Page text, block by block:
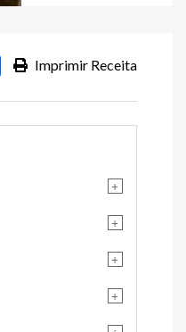
Imprimir Receita
Partilhar
+
+
+
+